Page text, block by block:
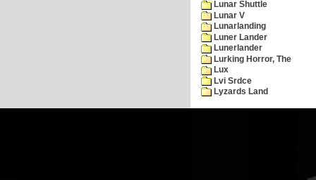
Lunar Shuttle
Lunar V
Lunarlanding
Luner Lander
Lunerlander
Lurking Horror, The
Lux
Lvi Srdce
Lyzards Land